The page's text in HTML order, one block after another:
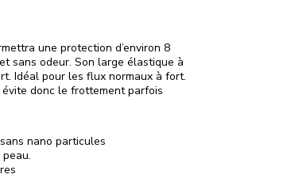
une protection d’environ 8
sans odeur. Son large élastique à
Idéal pour les flux normaux à fort.
donc le frottement parfois
nano particules